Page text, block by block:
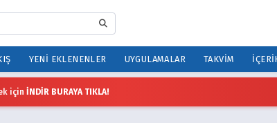
YENI EKLENENLER UYGULAMALAR TAKVIM
için İNDİR BURAYA TIKLA!